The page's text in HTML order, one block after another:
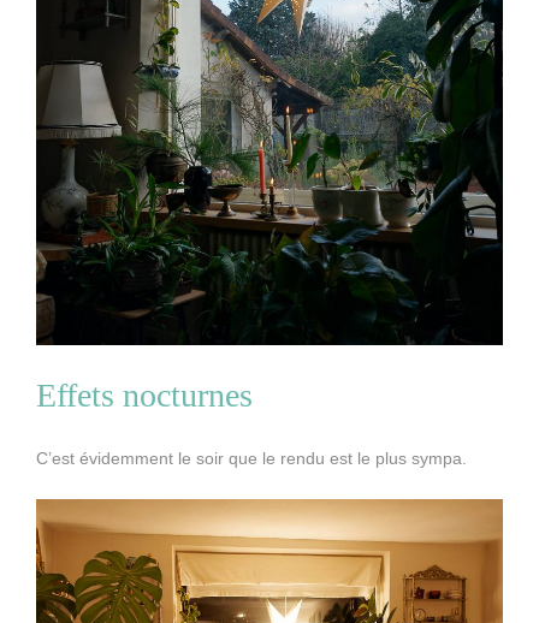
Effets nocturnes
C’est évidemment le soir que le rendu est le plus sympa.